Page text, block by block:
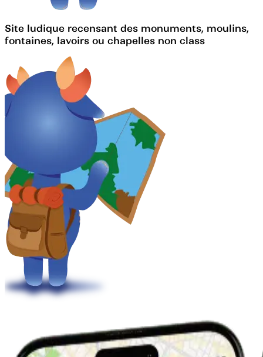
Site ludique recensant des monuments, moulins,
fontaines, lavoirs ou chapelles non class